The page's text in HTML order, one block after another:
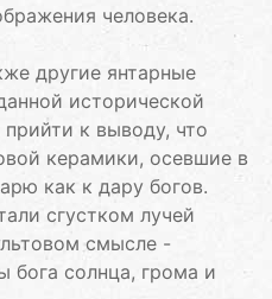
человека.
другие янтарные
исторической
к выводу, что
керамики, осевшие в
как к дару богов.
сгустком лучей
смысле -
бога солнца, грома и